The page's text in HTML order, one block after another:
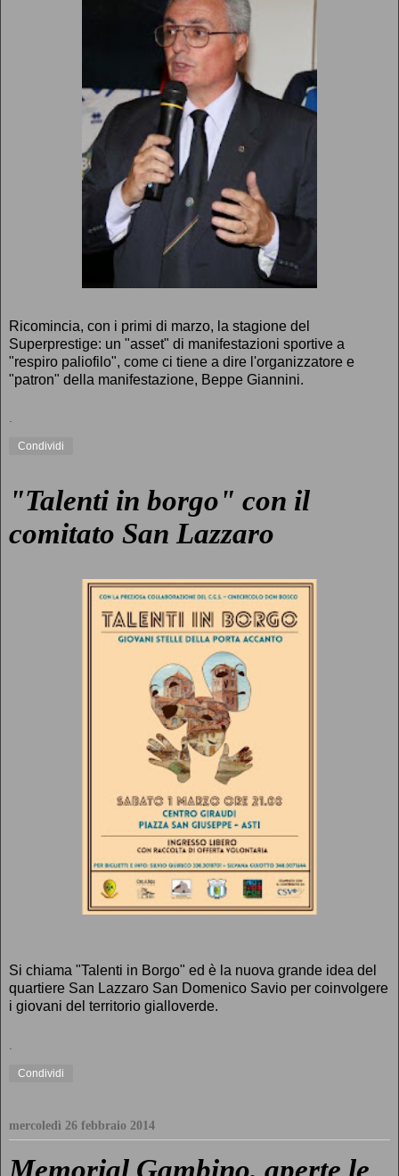
Ricomincia, con i primi di marzo, la stagione del
Superprestige: un "asset" di manifestazioni sportive a
"respiro paliofilo", come ci tiene a dire l'organizzatore e
"patron" della manifestazione, Beppe Giannini.
.
Condividi
"Talenti in borgo" con il
comitato San Lazzaro
Si chiama "Talenti in Borgo" ed è la nuova grande idea del
quartiere San Lazzaro San Domenico Savio per coinvolgere
i giovani del territorio gialloverde.
Condividi
mercoledì 26 febbraio 2014